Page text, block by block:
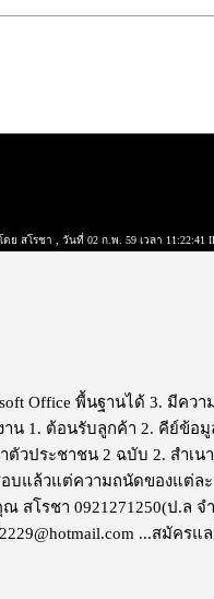
ดย สโรชา , วันที่ 02 ก.พ. 59 เวลา 11:22:41
Office พื้นฐานได้ 3. มีควา
น 1. ต้อนรับลูกค้า 2. คีย์ข้อมู
ตัวประชาชน 2 ฉบับ 2. สำเนา
บแล้วแต่ความถนัดของแต่ละ
โรชา 0921271250(ป.ล จ
...สมัครแล